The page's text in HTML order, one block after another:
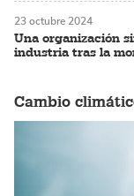
Una organización
industria tras la
23 octubre 2024
Cambio